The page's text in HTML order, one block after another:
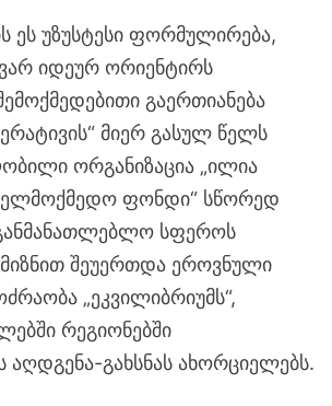
ეს უზუსტესი ფორმულირება,
იდეურ ორიენტირს
გაერთიანება
მიერ გასულ წელს
ორგანიზაცია „ილია
ფონდი“ სწორედ
სფეროს
შეუერთდა ეროვნული
„ეკვილიბრიუმს“,
რეგიონებში
აღდგენა-გახსნას ახორციელებს.